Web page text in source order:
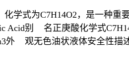
学式为C7H14O2，是一种重
Acid别 名正庚酸化学式
观无色油状液体安全性描述